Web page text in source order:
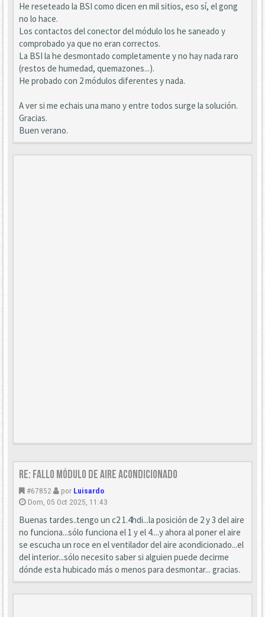
He reseteado la BSI como dicen en mil sitios, eso sí, el gong
no lo hace.
Los contactos del conector del módulo los he saneado y
comprobado ya que no eran correctos.
La BSI la he desmontado completamente y no hay nada raro
(restos de humedad, quemazones...).
He probado con 2 módulos diferentes y nada.
A ver si me echais una mano y entre todos surge la solución.
Gracias.
Buen verano.
Re: Fallo módulo de aire acondicionado
#67852 por Luisardo
Dom, 05 Oct 2025, 11:43
Buenas tardes..tengo un c2 1.4hdi...la posición de 2 y 3 del aire
no funciona...sólo funciona el 1 y el 4....y ahora al poner el aire
se escucha un roce en el ventilador del aire acondicionado...el
del interior...sólo necesito saber si alguien puede decirme
dónde esta hubicado más o menos para desmontar... gracias.